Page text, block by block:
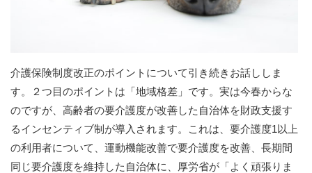
介護保険制度改正のポイントについて引き続きお話ししま
す。２つ目のポイントは「地域格差」です。実は今春からな
のですが、高齢者の要介護度が改善した自治体を財政支援す
るインセンティブ制が導入されます。これは、要介護度1以上
の利用者について、運動機能改善で要介護度を改善、長期間
同じ要介護度を維持した自治体に、厚労省が「よく頑張りま